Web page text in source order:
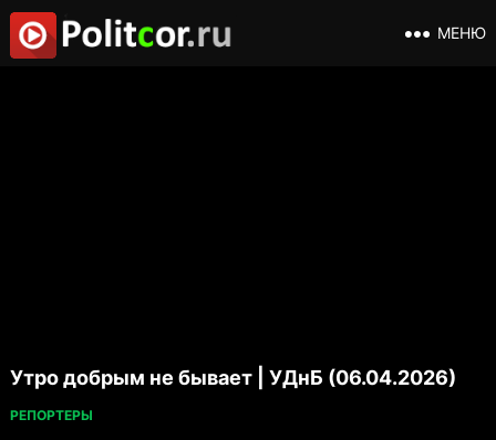
МЕНЮ
Утро добрым не бывает | УДнБ (06.04.2026)
РЕПОРТЕРЫ